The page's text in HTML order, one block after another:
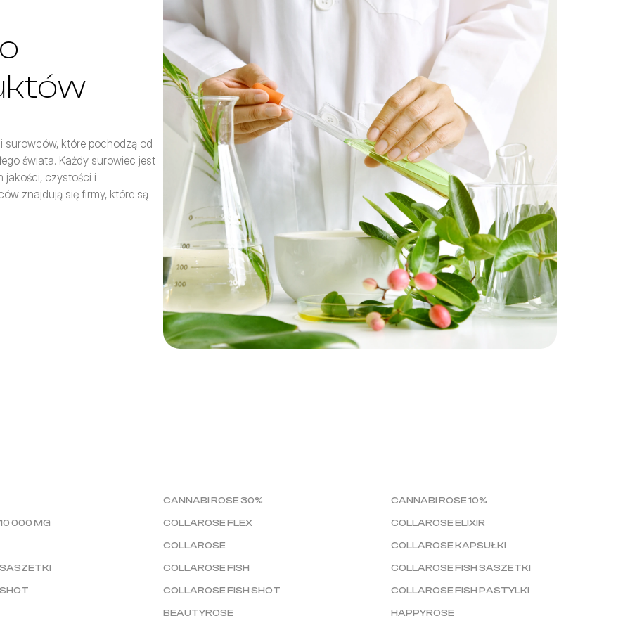
surowców, które pochodzą od
świata. Każdy surowiec jest
jakości, czystości i
znajdują się firmy, które są
CANNABI ROSE 30%
CANNABI ROSE 10%
000 MG
COLLAROSE FLEX
COLLAROSE ELIXIR
COLLAROSE
COLLAROSE KAPSUŁKI
COLLAROSE FISH
COLLAROSE FISH SASZETKI
COLLAROSE FISH SHOT
COLLAROSE FISH PASTYLKI
BEAUTYROSE
HAPPYROSE